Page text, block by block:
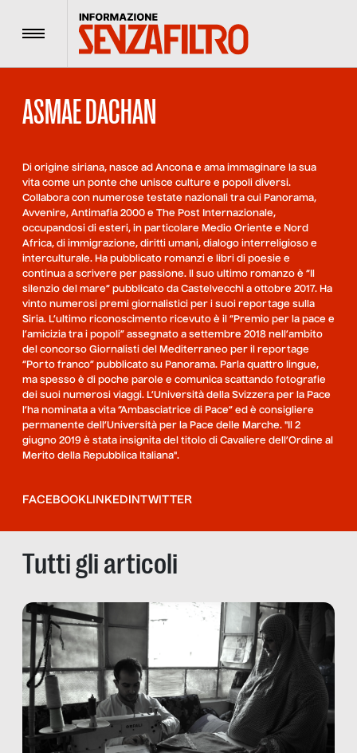
Menu
ASMAE DACHAN
Di origine siriana, nasce ad Ancona e ama immaginare la sua
vita come un ponte che unisce culture e popoli diversi.
Collabora con numerose testate nazionali tra cui Panorama,
Avvenire, Antimafia 2000 e The Post Internazionale,
occupandosi di esteri, in particolare Medio Oriente e Nord
Africa, di immigrazione, diritti umani, dialogo interreligioso e
interculturale. Ha pubblicato romanzi e libri di poesie e
continua a scrivere per passione. Il suo ultimo romanzo è “Il
silenzio del mare” pubblicato da Castelvecchi a ottobre 2017. Ha
vinto numerosi premi giornalistici per i suoi reportage sulla
Siria. L’ultimo riconoscimento ricevuto è il “Premio per la pace e
l’amicizia tra i popoli” assegnato a settembre 2018 nell’ambito
del concorso Giornalisti del Mediterraneo per il reportage
“Porto franco” pubblicato su Panorama. Parla quattro lingue,
ma spesso è di poche parole e comunica scattando fotografie
dei suoi numerosi viaggi. L’Università della Svizzera per la Pace
l’ha nominata a vita “Ambasciatrice di Pace” ed è consigliere
permanente dell’Università per la Pace delle Marche. "Il 2
giugno 2019 è stata insignita del titolo di Cavaliere dell’Ordine al
Merito della Repubblica Italiana".
FACEBOOKLINKEDIN TWITTER
Tutti gli articoli